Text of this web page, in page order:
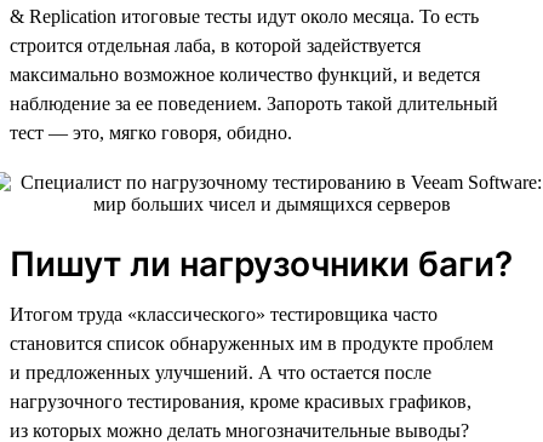
& Replication итоговые тесты идут около месяца. То есть
строится отдельная лаба, в которой задействуется
максимально возможное количество функций, и ведется
наблюдение за ее поведением. Запороть такой длительный
тест — это, мягко говоря, обидно.
Пишут ли нагрузочники баги?
Итогом труда «классического» тестировщика часто
становится список обнаруженных им в продукте проблем
и предложенных улучшений. А что остается после
нагрузочного тестирования, кроме красивых графиков,
из которых можно делать многозначительные выводы?